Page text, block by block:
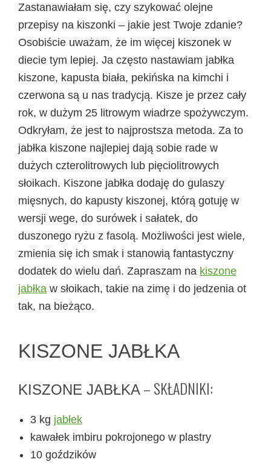
Zastanawiałam się, czy szykować olejne
przepisy na kiszonki – jakie jest Twoje zdanie?
Osobiście uważam, że im więcej kiszonek w
diecie tym lepiej. Ja często nastawiam jabłka
kiszone, kapusta biała, pekińska na kimchi i
czerwona są u nas tradycją. Kisze je przez cały
rok, w dużym 25 litrowym wiadrze spożywczym.
Odkryłam, że jest to najprostsza metoda. Za to
jabłka kiszone najlepiej dają sobie rade w
dużych czterolitrowych lub pięciolitrowych
słoikach. Kiszone jabłka dodaję do gulaszy
mięsnych, do kapusty kiszonej, którą gotuję w
wersji wege, do surówek i sałatek, do
duszonego ryżu z fasolą. Możliwości jest wiele,
zmienia się ich smak i stanowią fantastyczny
dodatek do wielu dań. Zapraszam na kiszone
jabłka w słoikach, takie na zimę i do jedzenia ot
tak, na bieżąco.
KISZONE JABŁKA
KISZONE JABŁKA – SKŁADNIKI:
3 kg jabłek
kawałek imbiru pokrojonego w plastry
10 goździków